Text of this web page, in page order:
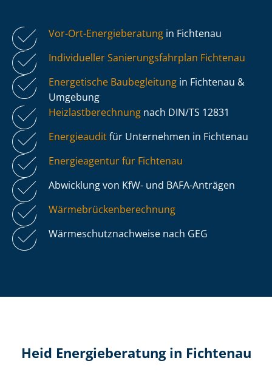
Vor-Ort-Energieberatung in Fichtenau
Individueller Sa­nie­rungs­fahr­plan Fichtenau
Energetische Baubegleitung in Fichtenau &
Umgebung
Heiz­last­be­rech­nung nach DIN/TS 12831
Energieauditfür Unternehmen in Fichtenau
Energieagentur für Fichtenau
Abwicklung von KfW- und BAFA-Anträgen
Wär­me­brü­cken­be­rech­nung
Wär­me­schutz­nach­wei­se nach GEG
Heid Energieberatung in Fichtenau